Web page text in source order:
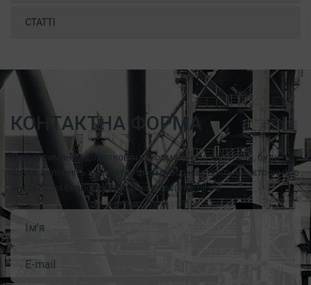
СТАТТІ
КОНТАКТНА ФОРМА
Для отримання додаткової інформації або запитань, будь
ласка, заповніть контактну форму або надішліть електронного
листа Esmil безпосередньо на sales@esmil.eu